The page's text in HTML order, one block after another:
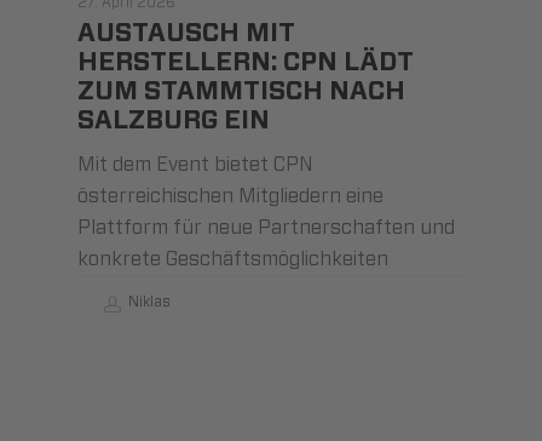
AUSTAUSCH MIT
HERSTELLERN: CPN LÄDT
ZUM STAMMTISCH NACH
SALZBURG EIN
Mit dem Event bietet CPN
österreichischen Mitgliedern eine
Plattform für neue Partnerschaften und
konkrete Geschäftsmöglichkeiten
Niklas